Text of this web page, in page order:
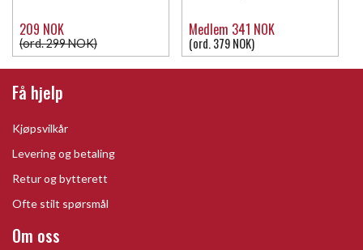
209 NOK
(ord. 299 NOK)
Medlem 341 NOK
(ord. 379 NOK)
Få hjelp
Kjøpsvilkår
Levering og betaling
Retur og bytterett
Ofte stilt spørsmål
Om oss